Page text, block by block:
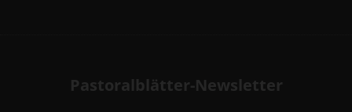
Pastoralblätter-Newsletter